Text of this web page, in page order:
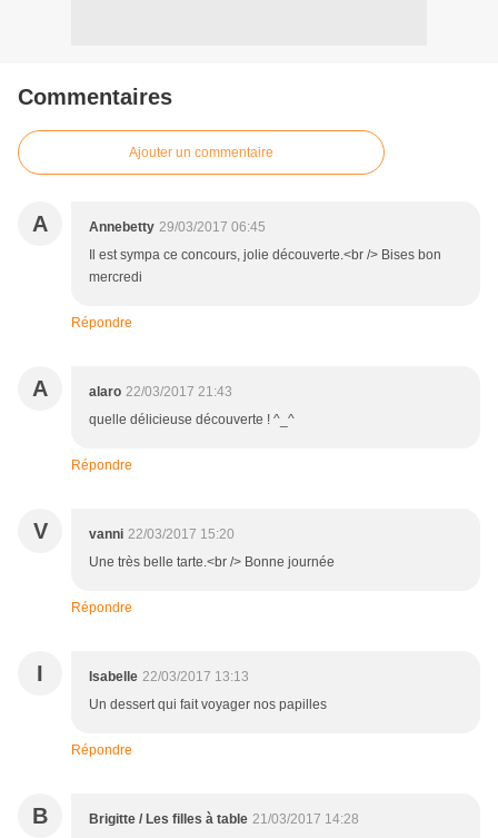
Commentaires
Ajouter un commentaire
A Annebetty 29/03/2017 06:45
Il est sympa ce concours, jolie découverte.<br /> Bises bon
mercredi
Répondre
A alaro 22/03/2017 21:43
quelle délicieuse découverte ! ^_^
Répondre
V vanni 22/03/2017 15:20
Une très belle tarte.<br /> Bonne journée
Répondre
I Isabelle 22/03/2017 13:13
Un dessert qui fait voyager nos papilles
Répondre
B Brigitte / Les filles à table 21/03/2017 14:28